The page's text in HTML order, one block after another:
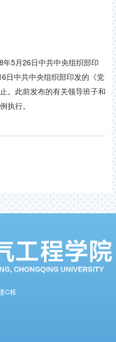
5月26日中共中央组织部印
日中共中央组织部印发的《党
。此前发布的有关领导班子和
执行。
C栋